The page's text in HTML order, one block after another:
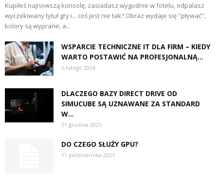
Kupiłeś najnowszą konsolę, zasiadasz wygodnie w fotelu, odpalasz
wyczekiwany tytuł gry i... coś jest nie tak? Obraz wydaje się "pływać",
kolory są wyprane, a...
WSPARCIE TECHNICZNE IT DLA FIRM – KIEDY
WARTO POSTAWIĆ NA PROFESJONALNĄ...
5 lutego 2026
DLACZEGO BAZY DIRECT DRIVE OD
SIMUCUBE SĄ UZNAWANE ZA STANDARD
W...
31 grudnia 2025
DO CZEGO SŁUŻY GPU?
11 października 2025